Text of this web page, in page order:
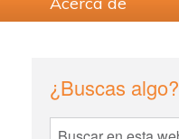
Sidebar
¿Buscas algo?
Buscar